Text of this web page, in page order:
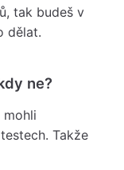
tak budeš v
dělat.
ne?
Takže